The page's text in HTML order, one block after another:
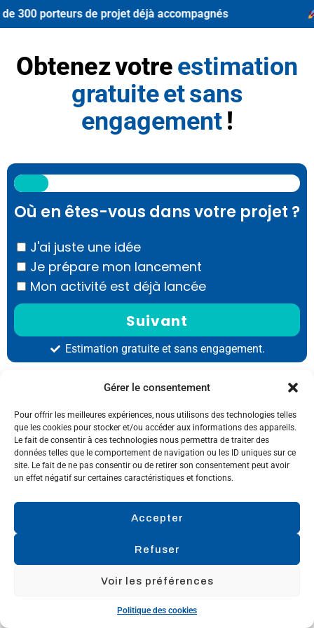
Gérer le consentement
Pour offrir les meilleures expériences, nous utilisons des technologies telles
que les cookies pour stocker et/ou accéder aux informations des appareils.
Le fait de consentir à ces technologies nous permettra de traiter des
données telles que le comportement de navigation ou les ID uniques sur ce
site. Le fait de ne pas consentir ou de retirer son consentement peut avoir
un effet négatif sur certaines caractéristiques et fonctions.
Accepter
Refuser
Voir les préférences
Politique des cookies
300 porteurs de projet déjà accompagnés
Obtenez votreestimation
gratuite et sans
engagement!
Où en êtes-vous dans votre projet ?
J'ai juste une idée
Je prépare mon lancement
Mon activité est déjà lancée
Suivant
Estimation gratuite et sans engagement.